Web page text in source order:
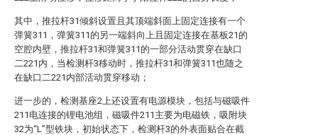
其中，推拉杆31倾斜设置且其顶端斜面上固定连接有一个
弹簧311，弹簧311的另一端斜向上且固定连接在基板21的
空腔内壁，推拉杆31和弹簧311的一部分活动贯穿在缺口
二221内，当检测杆3移动时，推拉杆31和弹簧311也随之
在缺口二221内部活动贯穿移动；
进一步的，检测基座2上还设置有电源模块，包括与磁吸件
211电连接的锂电池组，磁吸件211主要为电磁铁，吸附块
32为“L”型铁块，初始状态下，检测杆3的外表面贴合在截